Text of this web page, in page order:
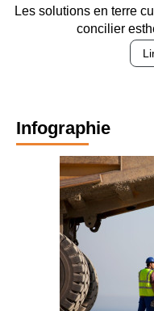
leur évolution pour
Infographie